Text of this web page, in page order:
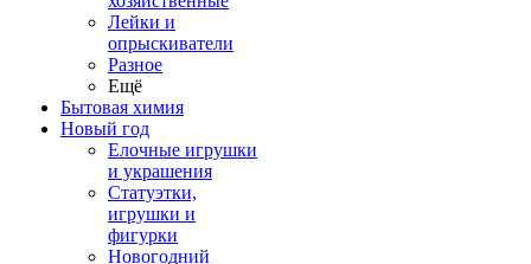
Лейки и
опрыскиватели
Разное
Ещё
Бытовая химия
Новый год
Елочные игрушки
и украшения
Статуэтки,
игрушки и
фигурки
Новогодний